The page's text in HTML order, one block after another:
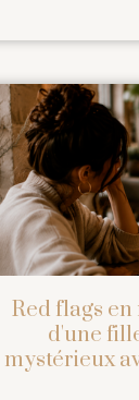
Red flags
d'une
mystérieux